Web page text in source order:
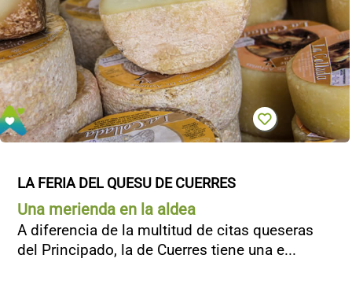
LA FERIA DEL QUESU DE CUERRES
Una merienda en la aldea
A diferencia de la multitud de citas queseras
del Principado, la de Cuerres tiene una e...